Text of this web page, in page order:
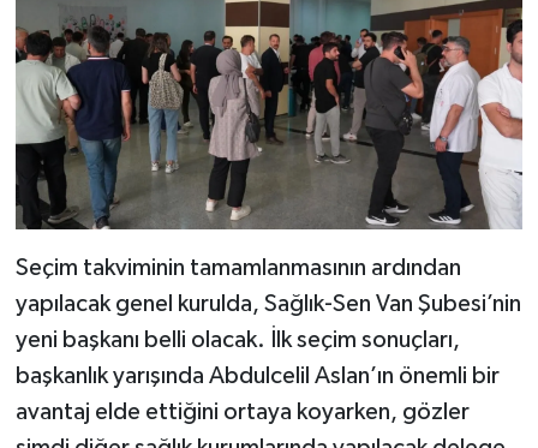
Seçim takviminin tamamlanmasının ardından
yapılacak genel kurulda, Sağlık-Sen Van Şubesi’nin
yeni başkanı belli olacak. İlk seçim sonuçları,
başkanlık yarışında Abdulcelil Aslan’ın önemli bir
avantaj elde ettiğini ortaya koyarken, gözler